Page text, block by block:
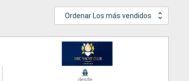
Ordenar Los más vendidos
desde